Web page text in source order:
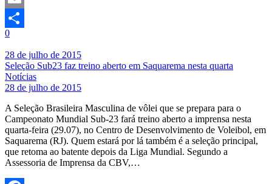
Email
Share
0
28 de julho de 2015
Seleção Sub23 faz treino aberto em Saquarema nesta quarta
Notícias
28 de julho de 2015
A Seleção Brasileira Masculina de vôlei que se prepara para o
Campeonato Mundial Sub-23 fará treino aberto a imprensa nesta
quarta-feira (29.07), no Centro de Desenvolvimento de Voleibol, em
Saquarema (RJ). Quem estará por lá também é a seleção principal,
que retoma ao batente depois da Liga Mundial. Segundo a
Assessoria de Imprensa da CBV,…